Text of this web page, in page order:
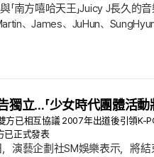
「南方嘻哈天王」Juicy J長久
、James、JuHun、
.
立…「少女時代團體活動
方已相互協議 2007年出道後引領
已正式發表
演藝企劃社SM娛樂表示，將